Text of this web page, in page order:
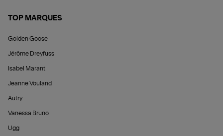
TOP MARQUES
Golden Goose
Jérôme Dreyfuss
Isabel Marant
Jeanne Vouland
Autry
Vanessa Bruno
Ugg